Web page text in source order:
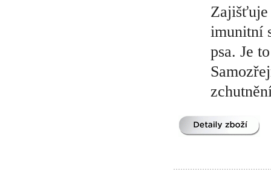
Zajišťuje
imunitní
psa. Je